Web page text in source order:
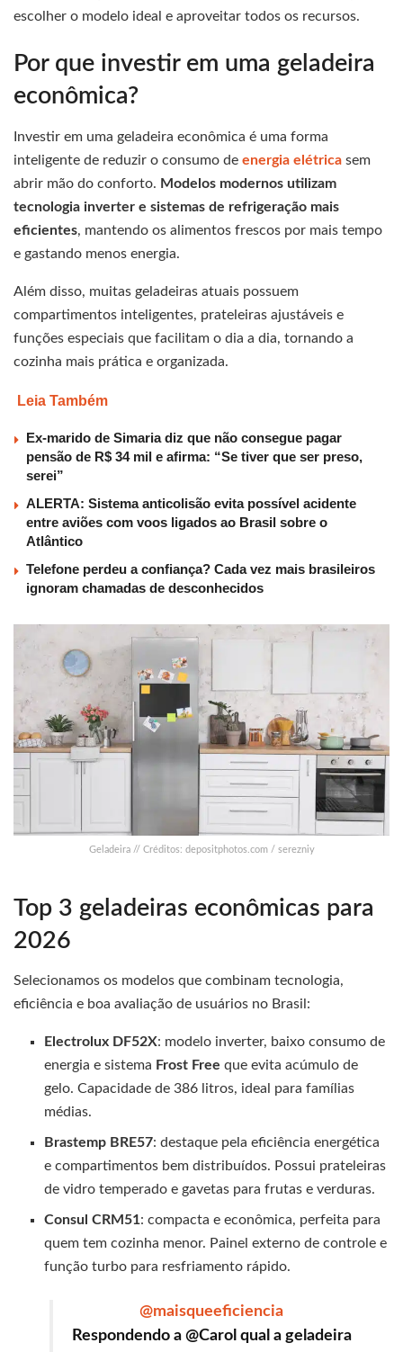
escolher o modelo ideal e aproveitar todos os recursos.
Por que investir em uma geladeira
econômica?
Investir em uma geladeira econômica é uma forma
inteligente de reduzir o consumo de energia elétrica sem
abrir mão do conforto. Modelos modernos utilizam
tecnologia inverter e sistemas de refrigeração mais
eficientes, mantendo os alimentos frescos por mais tempo
e gastando menos energia.
Além disso, muitas geladeiras atuais possuem
compartimentos inteligentes, prateleiras ajustáveis e
funções especiais que facilitam o dia a dia, tornando a
cozinha mais prática e organizada.
Leia Também
Ex-marido de Simaria diz que não consegue pagar
pensão de R$ 34 mil e afirma: “Se tiver que ser preso,
serei”
ALERTA: Sistema anticolisão evita possível acidente
entre aviões com voos ligados ao Brasil sobre o
Atlântico
Telefone perdeu a confiança? Cada vez mais brasileiros
ignoram chamadas de desconhecidos
Geladeira // Créditos: depositphotos.com / serezniy
Top 3 geladeiras econômicas para
2026
Selecionamos os modelos que combinam tecnologia,
eficiência e boa avaliação de usuários no Brasil:
Electrolux DF52X: modelo inverter, baixo consumo de
energia e sistema Frost Free que evita acúmulo de
gelo. Capacidade de 386 litros, ideal para famílias
médias.
Brastemp BRE57: destaque pela eficiência energética
e compartimentos bem distribuídos. Possui prateleiras
de vidro temperado e gavetas para frutas e verduras.
Consul CRM51: compacta e econômica, perfeita para
quem tem cozinha menor. Painel externo de controle e
função turbo para resfriamento rápido.
@maisqueeficiencia
Respondendo a @Carol qual a geladeira